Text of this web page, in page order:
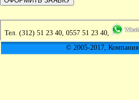
Тел. (312) 51 23 40, 0557 51 23 40,
© 2005-2017, Компания